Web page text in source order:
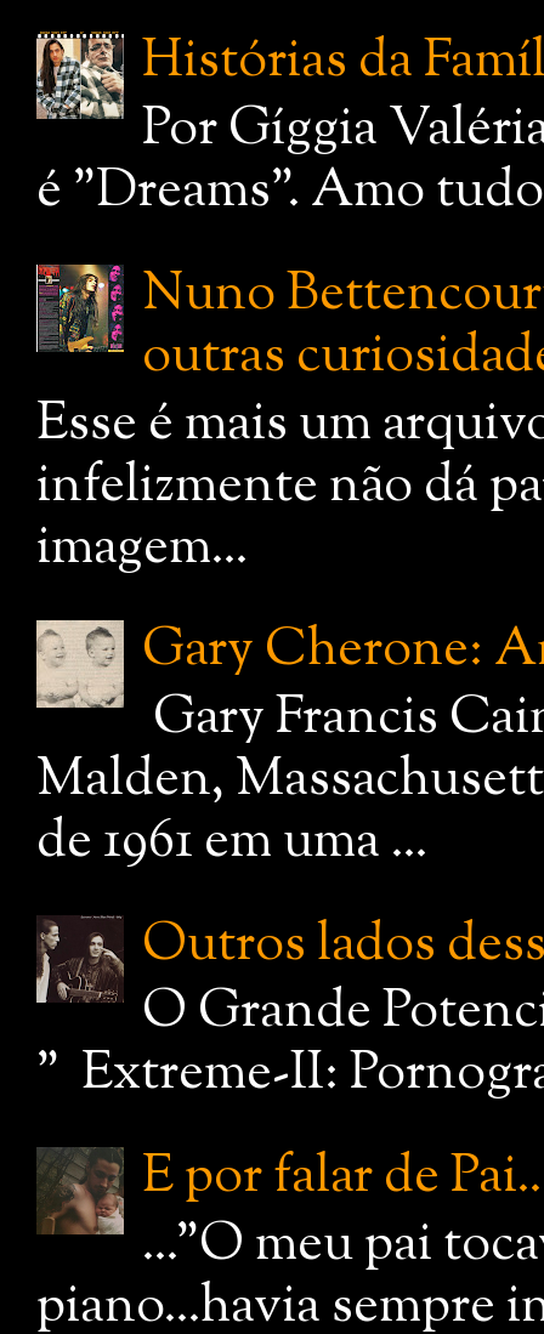
Histórias da
Por Gíggia
é "Dreams". Amo
Nuno
outras
Esse é mais um
infelizmente não dá
imagem...
Gary Cherone:
Gary Francis
Malden,
de 1961 em uma ...
Outros lados
O Grande
" Extreme-II:
E por falar de
..."O meu pai
piano...havia sempre